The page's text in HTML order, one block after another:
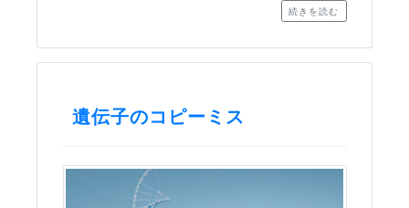
続きを読む
遺伝子のコピーミス